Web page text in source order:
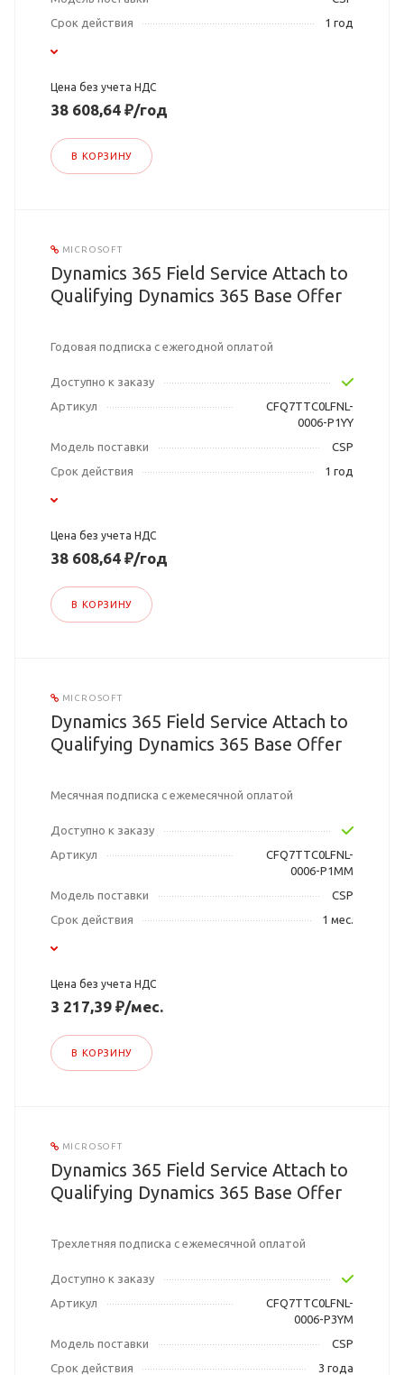
Срок действия
1 год
Цена без учета НДС
38 608,64 ₽/год
В КОРЗИНУ
MICROSOFT
Dynamics 365 Field Service Attach to
Qualifying Dynamics 365 Base Offer
Годовая подписка с ежегодной оплатой
Доступно к заказу
Артикул
CFQ7TTC0LFNL-
0006-P1YY
Модель поставки
CSP
Срок действия
1 год
Цена без учета НДС
38 608,64 ₽/год
В КОРЗИНУ
MICROSOFT
Dynamics 365 Field Service Attach to
Qualifying Dynamics 365 Base Offer
Месячная подписка с ежемесячной оплатой
Доступно к заказу
Артикул
CFQ7TTC0LFNL-
0006-P1MM
Модель поставки
CSP
Срок действия
1 мес.
Цена без учета НДС
3 217,39 ₽/мес.
В КОРЗИНУ
MICROSOFT
Dynamics 365 Field Service Attach to
Qualifying Dynamics 365 Base Offer
Трехлетняя подписка с ежемесячной оплатой
Доступно к заказу
Артикул
CFQ7TTC0LFNL-
0006-P3YM
Модель поставки
CSP
Срок действия
3 года